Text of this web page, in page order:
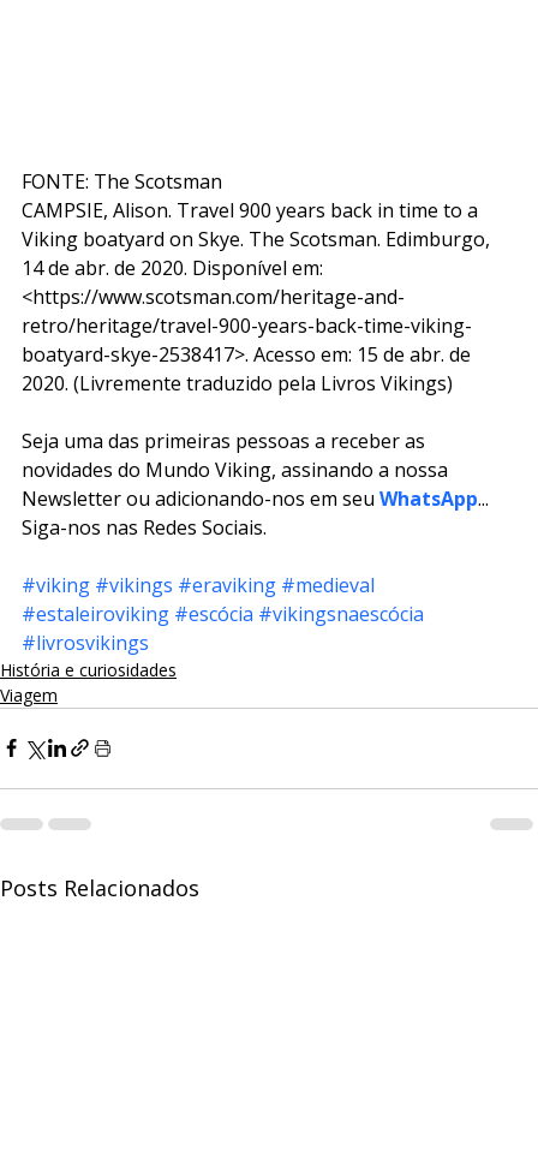
FONTE: The Scotsman
CAMPSIE, Alison. Travel 900 years back in time to a
Viking boatyard on Skye. The Scotsman. Edimburgo,
14 de abr. de 2020. Disponível em:
<https://www.scotsman.com/heritage-and-
retro/heritage/travel-900-years-back-time-viking-
boatyard-skye-2538417>. Acesso em: 15 de abr. de
2020. (Livremente traduzido pela Livros Vikings)
Seja uma das primeiras pessoas a receber as
novidades do Mundo Viking, assinando a nossa
Newsletter ou adicionando-nos em seu WhatsApp...
Siga-nos nas Redes Sociais.
#viking #vikings #eraviking #medieval
#estaleiroviking #escócia #vikingsnaescócia
#livrosvikings
História e curiosidades
Viagem
Posts Relacionados